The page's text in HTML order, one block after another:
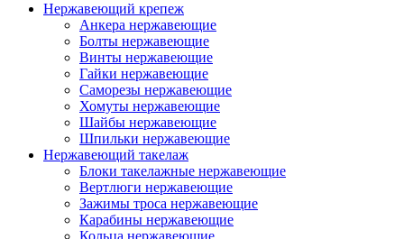
Нержавеющий крепеж
Анкера нержавеющие
Болты нержавеющие
Винты нержавеющие
Гайки нержавеющие
Саморезы нержавеющие
Хомуты нержавеющие
Шайбы нержавеющие
Шпильки нержавеющие
Нержавеющий такелаж
Блоки такелажные нержавеющие
Вертлюги нержавеющие
Зажимы троса нержавеющие
Карабины нержавеющие
Кольца нержавеющие